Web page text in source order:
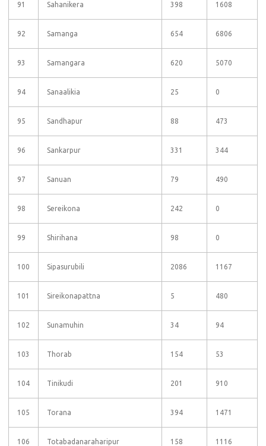
91 Sahanikera 398 1608
92 Samanga 654 6806
93 Samangara 620 5070
94 Sanaalikia 25 0
95 Sandhapur 88 473
96 Sankarpur 331 344
97 Sanuan 79 490
98 Sereikona 242 0
99 Shirihana 98 0
100 Sipasurubili 2086 1167
101 Sireikonapattna 5 480
102 Sunamuhin 34 94
103 Thorab 154 53
104 Tinikudi 201 910
105 Torana 394 1471
106 Totabadanaraharipur 158 1116